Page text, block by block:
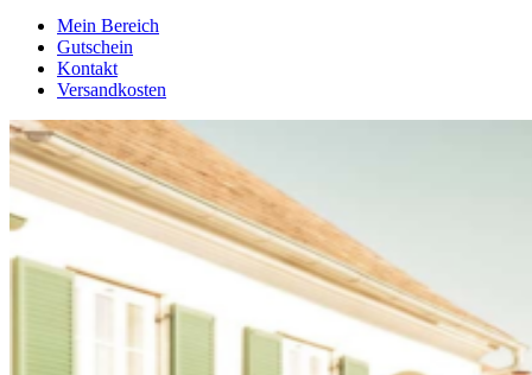
Mein Bereich
Gutschein
Kontakt
Versandkosten